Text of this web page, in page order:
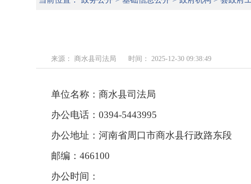
来源： 商水县司法局 时间： 2025-12-30 09:38:49
单位名称：商水县司法局
办公电话：0394-5443995
办公地址：河南省周口市商水县行政路东段
邮编：466100
办公时间：